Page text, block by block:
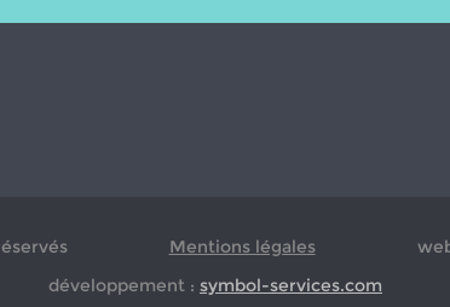
Mentions légales
développement : symbol-services.com